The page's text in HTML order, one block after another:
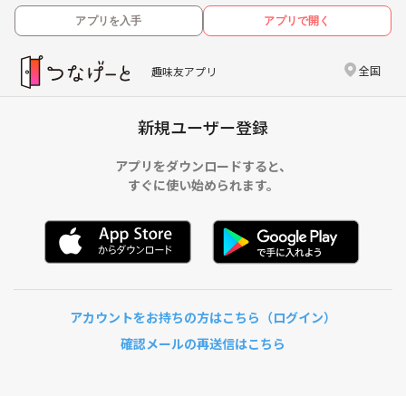
アプリを入手 アプリで開く
趣味友アプリ 全国
新規ユーザー登録
アプリをダウンロードすると、
すぐに使い始められます。
アカウントをお持ちの方はこちら（ログイン）
確認メールの再送信はこちら